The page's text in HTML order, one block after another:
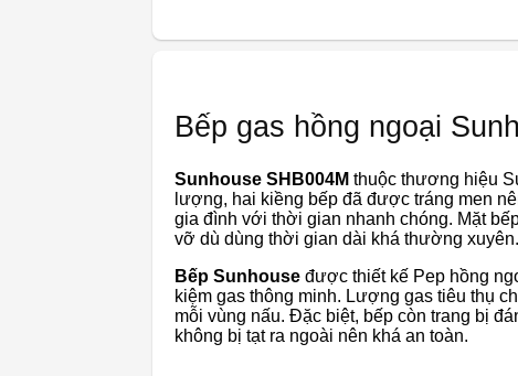
Bếp gas hồng ngoại
Sunhouse SHB004M thuộc thương hiệu
lượng, hai kiềng bếp đã được tráng men
gia đình với thời gian nhanh chóng. Mặt
vỡ dù dùng thời gian dài khá thường xuyên.
Bếp Sunhouse được thiết kế Pep hồng
kiệm gas thông minh. Lượng gas tiêu thụ
mỗi vùng nấu. Đặc biệt, bếp còn trang bị
không bị tạt ra ngoài nên khá an toàn.